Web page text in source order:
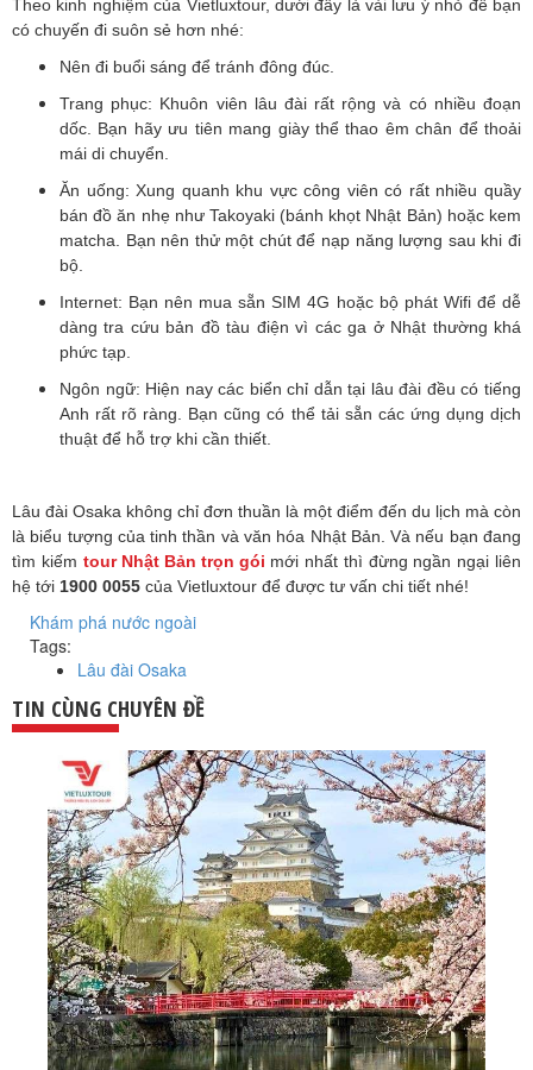
Theo kinh nghiệm của Vietluxtour, dưới đây là vài lưu ý nhỏ để bạn
có chuyến đi suôn sẻ hơn nhé:
Nên đi buổi sáng để tránh đông đúc.
Trang phục: Khuôn viên lâu đài rất rộng và có nhiều đoạn
dốc. Bạn hãy ưu tiên mang giày thể thao êm chân để thoải
mái di chuyển.
Ăn uống: Xung quanh khu vực công viên có rất nhiều quầy
bán đồ ăn nhẹ như Takoyaki (bánh khọt Nhật Bản) hoặc kem
matcha. Bạn nên thử một chút để nạp năng lượng sau khi đi
bộ.
Internet: Bạn nên mua sẵn SIM 4G hoặc bộ phát Wifi để dễ
dàng tra cứu bản đồ tàu điện vì các ga ở Nhật thường khá
phức tạp.
Ngôn ngữ: Hiện nay các biển chỉ dẫn tại lâu đài đều có tiếng
Anh rất rõ ràng. Bạn cũng có thể tải sẵn các ứng dụng dịch
thuật để hỗ trợ khi cần thiết.
Lâu đài Osaka không chỉ đơn thuần là một điểm đến du lịch mà còn
là biểu tượng của tinh thần và văn hóa Nhật Bản. Và nếu bạn đang
tìm kiếm tour Nhật Bản trọn gói mới nhất thì đừng ngần ngại liên
hệ tới 1900 0055 của Vietluxtour để được tư vấn chi tiết nhé!
Khám phá nước ngoài
Tags:
Lâu đài Osaka
TIN CÙNG CHUYÊN ĐỀ